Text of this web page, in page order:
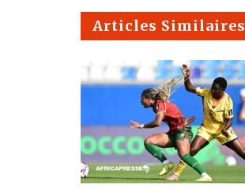
Articles Similaires